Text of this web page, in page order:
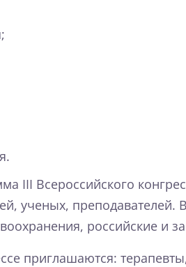
III Всероссийского
ученых, преподавателей.
российские и
приглашаются: